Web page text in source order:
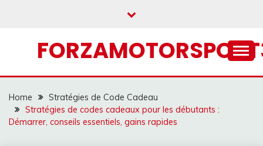
Home
Stratégies de Code Cadeau
Stratégies de codes cadeaux pour les débutants :
Démarrer, conseils essentiels, gains rapides